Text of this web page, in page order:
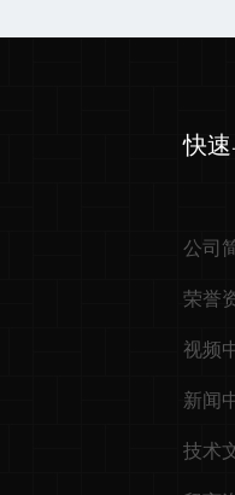
快
公司
荣誉
视频
新闻
技术